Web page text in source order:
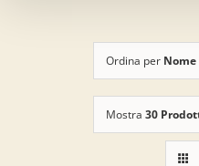
Ordina per Nome
Mostra 30